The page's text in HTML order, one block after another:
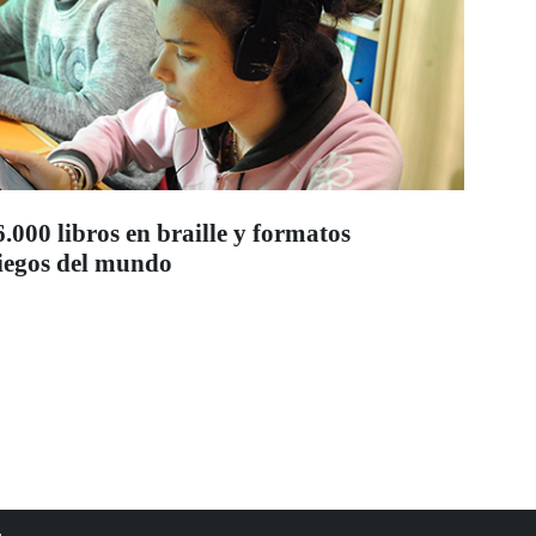
libros en braille y formatos
del mundo